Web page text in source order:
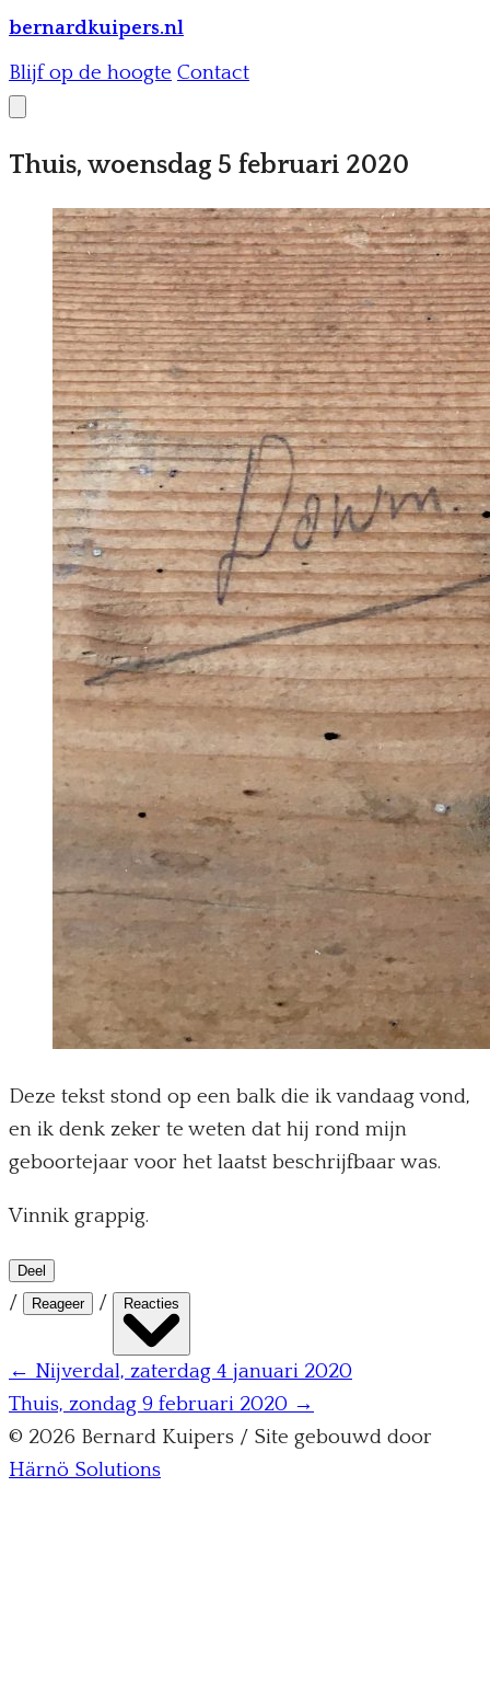
bernardkuipers.nl
Blijf op de hoogte Contact
Thuis, woensdag 5 februari 2020
Deze tekst stond op een balk die ik vandaag vond,
en ik denk zeker te weten dat hij rond mijn
geboortejaar voor het laatst beschrijfbaar was.
Vinnik grappig.
Deel
/ Reageer / Reacties
← Nijverdal, zaterdag 4 januari 2020
Thuis, zondag 9 februari 2020 →
© 2026 Bernard Kuipers / Site gebouwd door
Härnö Solutions